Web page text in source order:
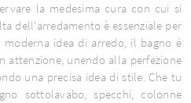
la medesima cura con cui si
dell'arredamento è essenziale per
idea di arredo, il bagno è
attenzione, unendo alla perfezione
una precisa idea di stile. Che tu
sottolavabo, specchi, colonne